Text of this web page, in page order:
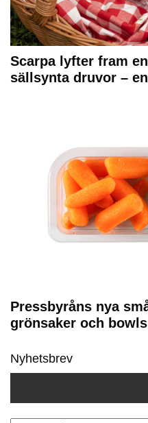
Scarpa lyfter fram
sällsynta druvor –
Pressbyråns nya
grönsaker och
Nyhetsbrev